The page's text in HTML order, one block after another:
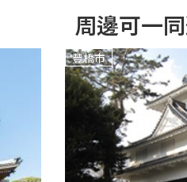
周邊可一
豐橋市